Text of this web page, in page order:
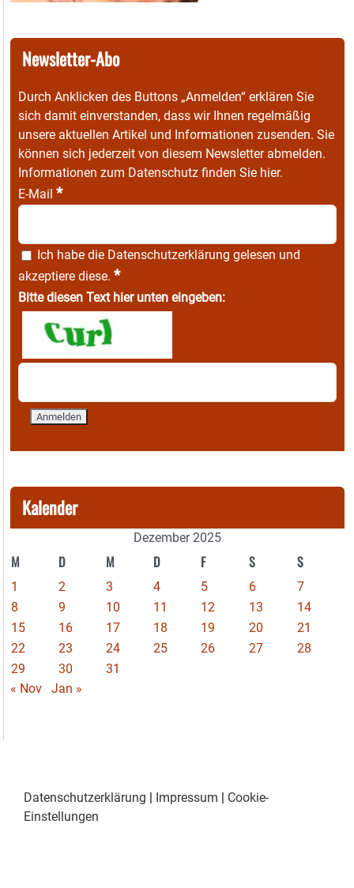
Newsletter-Abo
Durch Anklicken des Buttons „Anmelden“ erklären Sie
sich damit einverstanden, dass wir Ihnen regelmäßig
unsere aktuellen Artikel und Informationen zusenden. Sie
können sich jederzeit von diesem Newsletter abmelden.
Informationen zum Datenschutz finden Sie hier.
E-Mail *
Ich habe die Datenschutzerklärung gelesen und
akzeptiere diese. *
Bitte diesen Text hier unten eingeben:
Kalender
Dezember 2025
M D M D F S S
1 2 3 4 5 6
7
8
9 10 11 12 13
14
15
16 17 18 19 20
21
22
23 24 25 26 27
28
29
30
31
« Nov
Jan »
Datenschutzerklärung | Impressum | Cookie-
Einstellungen